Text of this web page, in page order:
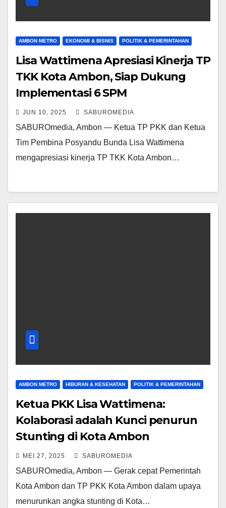
AMBON METRO EKONOMI & BISNIS POLITIK & PEMERINTAHAN
Lisa Wattimena Apresiasi Kinerja TP
TKK Kota Ambon, Siap Dukung
Implementasi 6 SPM
JUN 10, 2025 SABUROMEDIA
SABUROmedia, Ambon — Ketua TP PKK dan Ketua
Tim Pembina Posyandu Bunda Lisa Wattimena
mengapresiasi kinerja TP TKK Kota Ambon…
AMBON METRO HIBURAN & KESEHATAN POLITIK & PEMERINTAHAN
Ketua PKK Lisa Wattimena:
Kolaborasi adalah Kunci penurun
Stunting di Kota Ambon
MEI 27, 2025 SABUROMEDIA
SABUROmedia, Ambon — Gerak cepat Pemerintah
Kota Ambon dan TP PKK Kota Ambon dalam upaya
menurunkan angka stunting di Kota…